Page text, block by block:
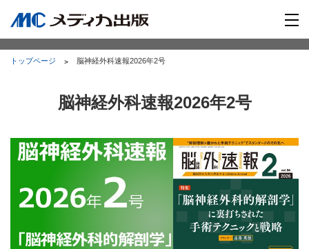
トップページ 脳神経外科速報2026年2号
脳神経外科速報2026年2号